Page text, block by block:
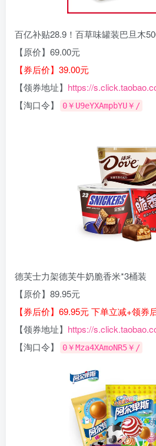
百亿补贴28.9！百草味罐装巴旦木
【原价】69.00元
【券后价】39.00元
【领券地址】 https://
【淘口令】
0￥U9eYXAmpbYU￥/
德芙士力架德芙牛奶脆香米*3桶装
【原价】89.95元
【券后价】69.95元 下单立减+领券
【领券地址】 https://
【淘口令】
0￥Mza4XAmoNR5￥/